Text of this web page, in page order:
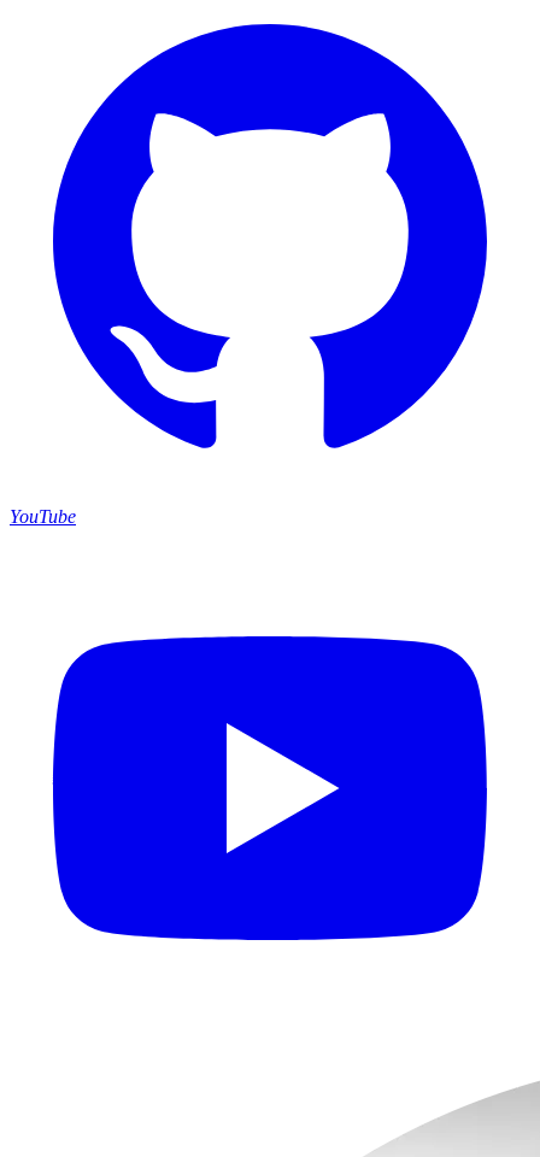
YouTube